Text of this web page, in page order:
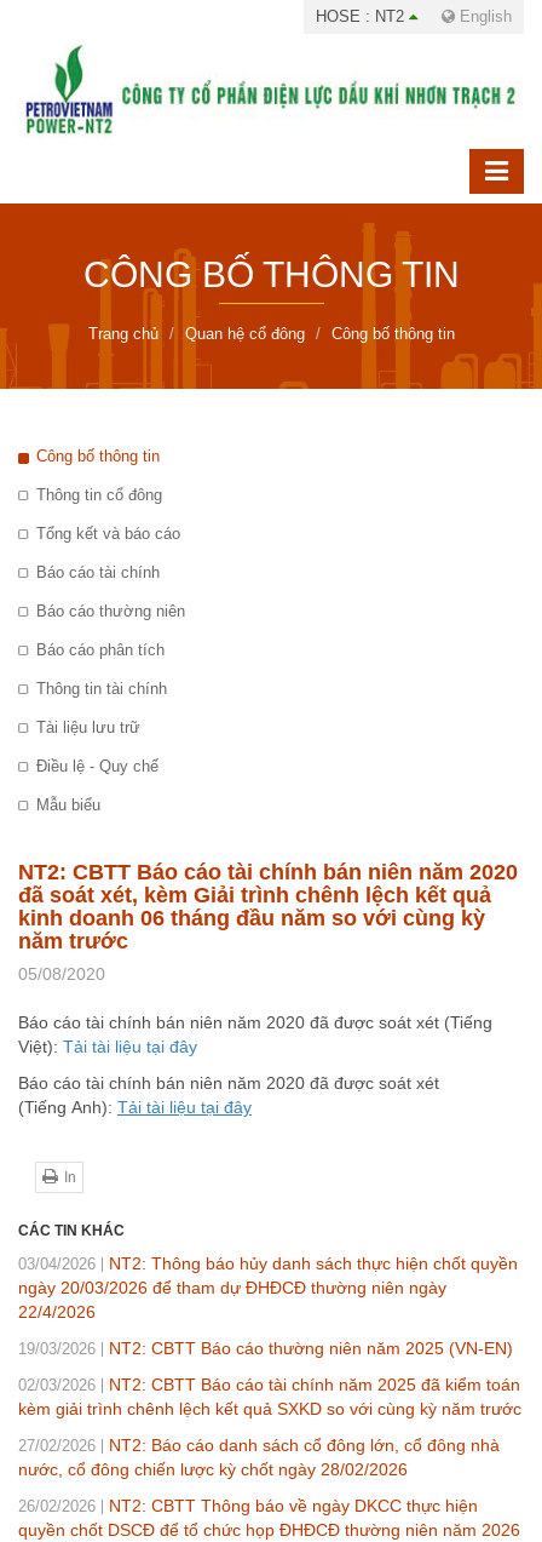
HOSE : NT2 English
CÔNG BỐ THÔNG TIN
Trang chủ Quan hệ cổ đông Công bố thông tin
Công bố thông tin
Thông tin cổ đông
Tổng kết và báo cáo
Báo cáo tài chính
Báo cáo thường niên
Báo cáo phân tích
Thông tin tài chính
Tài liệu lưu trữ
Điều lệ - Quy chế
Mẫu biểu
NT2: CBTT Báo cáo tài chính bán niên năm 2020
đã soát xét, kèm Giải trình chênh lệch kết quả
kinh doanh 06 tháng đầu năm so với cùng kỳ
năm trước
05/08/2020
Báo cáo tài chính bán niên năm 2020 đã được soát xét (Tiếng
Việt): Tải tài liệu tại đây
Báo cáo tài chính bán niên năm 2020 đã được soát xét
(Tiếng Anh): Tải tài liệu tại đây
In
CÁC TIN KHÁC
03/04/2026
NT2: Thông báo hủy danh sách thực hiện chốt quyền
ngày 20/03/2026 để tham dự ĐHĐCĐ thường niên ngày
22/4/2026
19/03/2026 NT2: CBTT Báo cáo thường niên năm 2025 (VN-EN)
02/03/2026
NT2: CBTT Báo cáo tài chính năm 2025 đã kiểm toán
kèm giải trình chênh lệch kết quả SXKD so với cùng kỳ năm trước
27/02/2026
NT2: Báo cáo danh sách cổ đông lớn, cổ đông nhà
nước, cổ đông chiến lược kỳ chốt ngày 28/02/2026
26/02/2026
NT2: CBTT Thông báo về ngày DKCC thực hiện
quyền chốt DSCĐ để tổ chức họp ĐHĐCĐ thường niên năm 2026